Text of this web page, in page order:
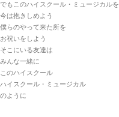
でもこのハイスクール・ミュージカルを
今は抱きしめよう
僕らのやって来た所を
お祝いをしよう
そこにいる友達は
みんな一緒に
このハイスクール
ハイスクール・ミュージカル
のように